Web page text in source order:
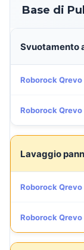
Base di
Svuotamento
Roborock Qrevo
Roborock Qrevo
Lavaggio
Roborock Qrevo
Roborock Qrevo